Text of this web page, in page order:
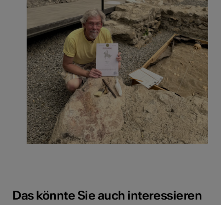
Das könnte Sie auch interessieren